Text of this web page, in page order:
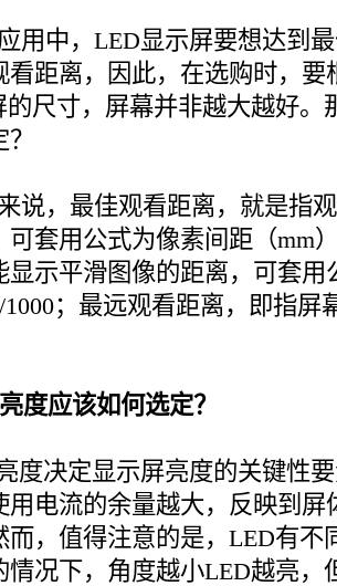
中，LED显示屏要想达到最
看距离，因此，在选购时，要
的尺寸，屏幕并非越大越好。
，最佳观看距离，就是指观
可套用公式为像素间距（mm
显示平滑图像的距离，可套用
1000；最远观看距离，即指
度应该如何选定？
决定显示屏亮度的关键性要
用电流的余量越大，反映到屏
而，值得注意的是，LED有不
情况下，角度越小LED越亮，